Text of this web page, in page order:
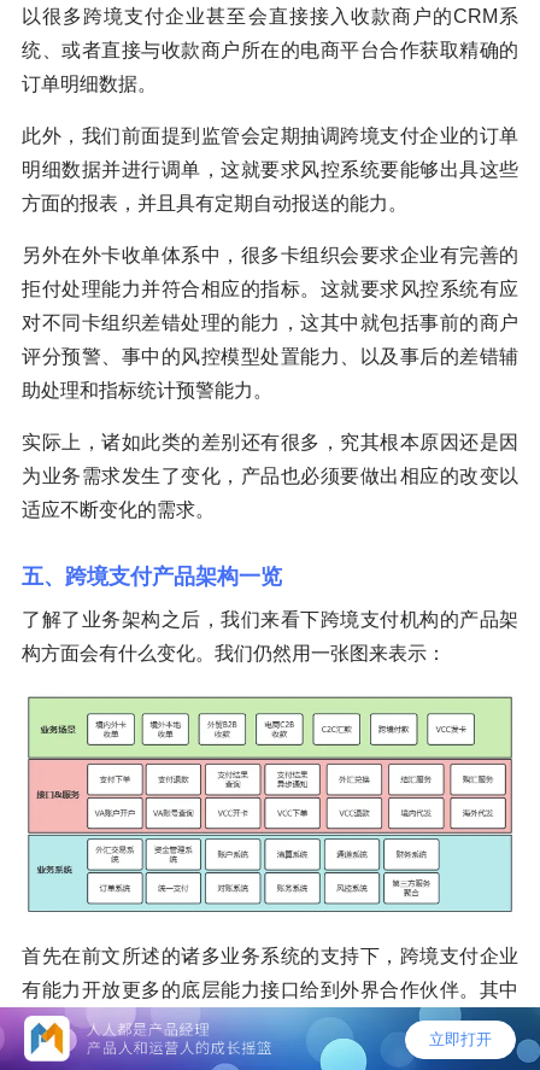
以很多跨境支付企业甚至会直接接入收款商户的CRM系
统、或者直接与收款商户所在的电商平台合作获取精确的
订单明细数据。
此外，我们前面提到监管会定期抽调跨境支付企业的订单
明细数据并进行调单，这就要求风控系统要能够出具这些
方面的报表，并且具有定期自动报送的能力。
另外在外卡收单体系中，很多卡组织会要求企业有完善的
拒付处理能力并符合相应的指标。这就要求风控系统有应
对不同卡组织差错处理的能力，这其中就包括事前的商户
评分预警、事中的风控模型处置能力、以及事后的差错辅
助处理和指标统计预警能力。
实际上，诸如此类的差别还有很多，究其根本原因还是因
为业务需求发生了变化，产品也必须要做出相应的改变以
适应不断变化的需求。
五、跨境支付产品架构一览
了解了业务架构之后，我们来看下跨境支付机构的产品架
构方面会有什么变化。我们仍然用一张图来表示：
首先在前文所述的诸多业务系统的支持下，跨境支付企业
有能力开放更多的底层能力接口给到外界合作伙伴。其中
包括购汇及申报、结汇及申报、换汇（包含汇率查村和外
汇兑换、远期锁汇等功能）、境外本地下单、查询、退